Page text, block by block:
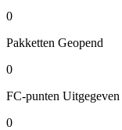
0
Pakketten Geopend
0
FC-punten Uitgegeven
0